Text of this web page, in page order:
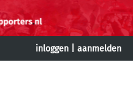
inloggen aanmelden